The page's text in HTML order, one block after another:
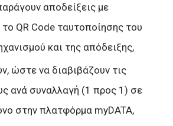
αποδείξεις με
QR Code ταυτοποίησης του
και της απόδειξης,
ώστε να διαβιβάζουν τις
ανά συναλλαγή (1 προς 1) σε
στην πλατφόρμα myDATA,